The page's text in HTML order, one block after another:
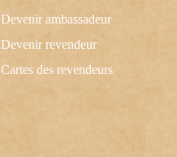
Devenir ambassadeur
Devenir revendeur
Cartes des revendeurs